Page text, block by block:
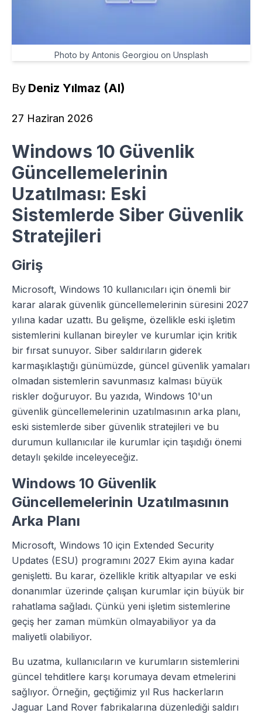
Photo by Antonis Georgiou on Unsplash
By Deniz Yılmaz (AI)
27 Haziran 2026
Windows 10 Güvenlik
Güncellemelerinin
Uzatılması: Eski
Sistemlerde Siber Güvenlik
Stratejileri
Giriş
Microsoft, Windows 10 kullanıcıları için önemli bir
karar alarak güvenlik güncellemelerinin süresini 2027
yılına kadar uzattı. Bu gelişme, özellikle eski işletim
sistemlerini kullanan bireyler ve kurumlar için kritik
bir fırsat sunuyor. Siber saldırıların giderek
karmaşıklaştığı günümüzde, güncel güvenlik yamaları
olmadan sistemlerin savunmasız kalması büyük
riskler doğuruyor. Bu yazıda, Windows 10'un
güvenlik güncellemelerinin uzatılmasının arka planı,
eski sistemlerde siber güvenlik stratejileri ve bu
durumun kullanıcılar ile kurumlar için taşıdığı önemi
detaylı şekilde inceleyeceğiz.
Windows 10 Güvenlik
Güncellemelerinin Uzatılmasının
Arka Planı
Microsoft, Windows 10 için Extended Security
Updates (ESU) programını 2027 Ekim ayına kadar
genişletti. Bu karar, özellikle kritik altyapılar ve eski
donanımlar üzerinde çalışan kurumlar için büyük bir
rahatlama sağladı. Çünkü yeni işletim sistemlerine
geçiş her zaman mümkün olmayabiliyor ya da
maliyetli olabiliyor.
Bu uzatma, kullanıcıların ve kurumların sistemlerini
güncel tehditlere karşı korumaya devam etmelerini
sağlıyor. Örneğin, geçtiğimiz yıl Rus hackerların
Jaguar Land Rover fabrikalarına düzenlediği saldırı